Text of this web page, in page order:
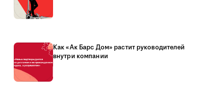
Как «Ак Барс Дом» растит руководителей
внутри компании